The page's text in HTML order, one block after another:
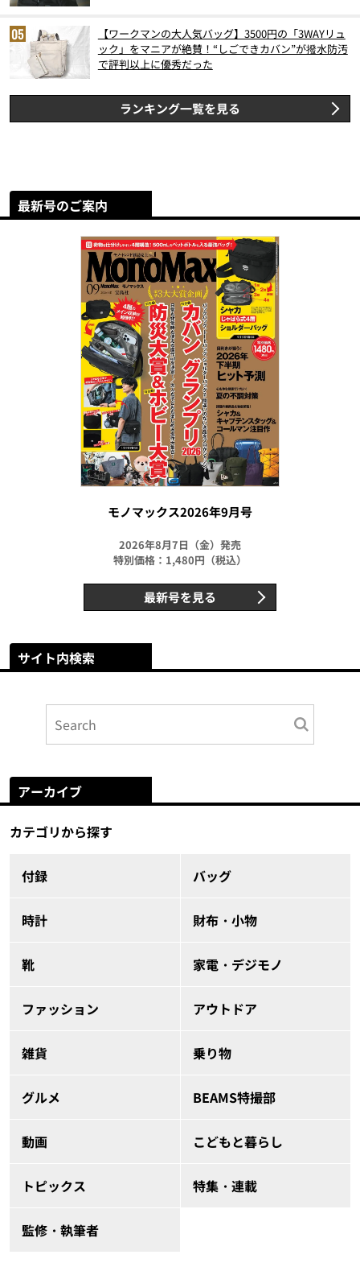
【ワークマンの大人気バッグ】3500円の「3WAYリュ
ック」をマニアが絶賛！“しごできカバン”が撥水防汚
で評判以上に優秀だった
ランキング一覧を見る
最新号のご案内
モノマックス2026年9月号
2026年8月7日（金）発売
特別価格：1,480円（税込）
最新号を見る
サイト内検索
アーカイブ
カテゴリから探す
付録 バッグ
時計 財布・小物
靴 家電・デジモノ
ファッション アウトドア
雑貨 乗り物
グルメ BEAMS特撮部
動画 こどもと暮らし
トピックス 特集・連載
監修・執筆者